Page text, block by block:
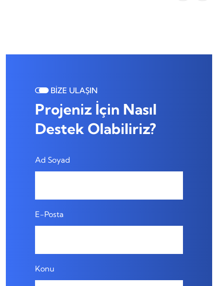
BİZE ULAŞIN
Projeniz İçin Nasıl
Destek Olabiliriz?
Ad Soyad
E-Posta
Konu